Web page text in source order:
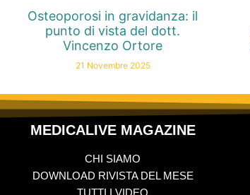
Osteoporosi in gravidanza: il
punto di vista del dott.
Vincenzo Ortore
21 Novembre 2025
MEDICALIVE MAGAZINE
CHI SIAMO
DOWNLOAD RIVISTA DEL MESE